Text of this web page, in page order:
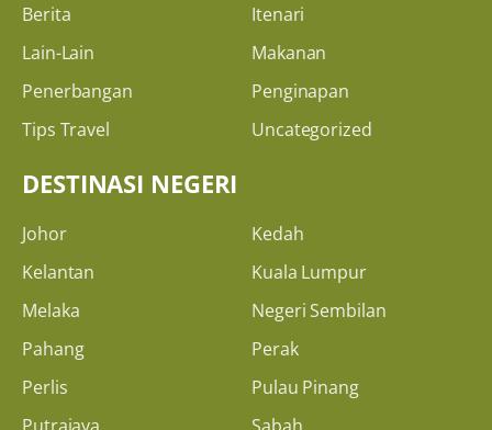
Berita
Itenari
Lain-Lain
Makanan
Penerbangan
Penginapan
Tips Travel
Uncategorized
DESTINASI NEGERI
Johor
Kedah
Kelantan
Kuala Lumpur
Melaka
Negeri Sembilan
Pahang
Perak
Perlis
Pulau Pinang